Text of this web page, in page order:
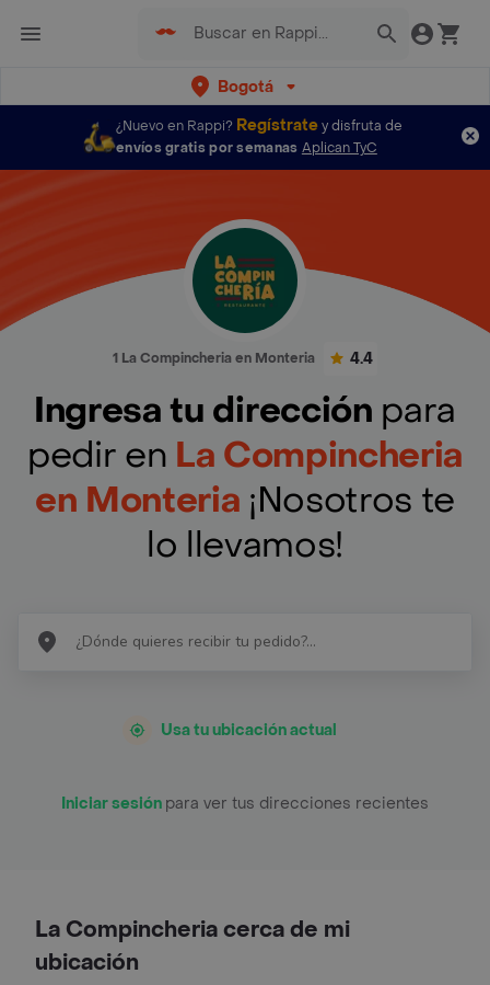
Bogotá
¿Nuevo en Rappi? Regístratey disfruta de
envíos gratis por semanas Aplican TyC
1 La Compincheria en Monteria 4.4
Ingresa tu dirección para
pedir en La Compincheria
en Monteria ¡Nosotros te
lo llevamos!
Usa tu ubicación actual
Iniciar sesión para ver tus direcciones recientes
La Compincheria cerca de mi
ubicación